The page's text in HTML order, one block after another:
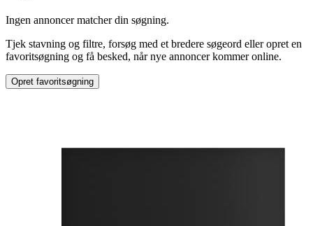
Køkken
Ingen annoncer matcher din søgning.
Tjek stavning og filtre, forsøg med et bredere søgeord eller opret en
favoritsøgning og få besked, når nye annoncer kommer online.
Opret favoritsøgning